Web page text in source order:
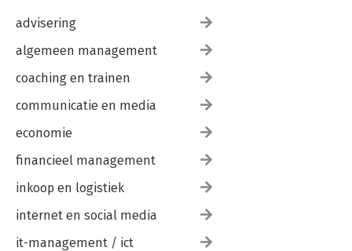
advisering
algemeen management
coaching en trainen
communicatie en media
economie
financieel management
inkoop en logistiek
internet en social media
it-management / ict